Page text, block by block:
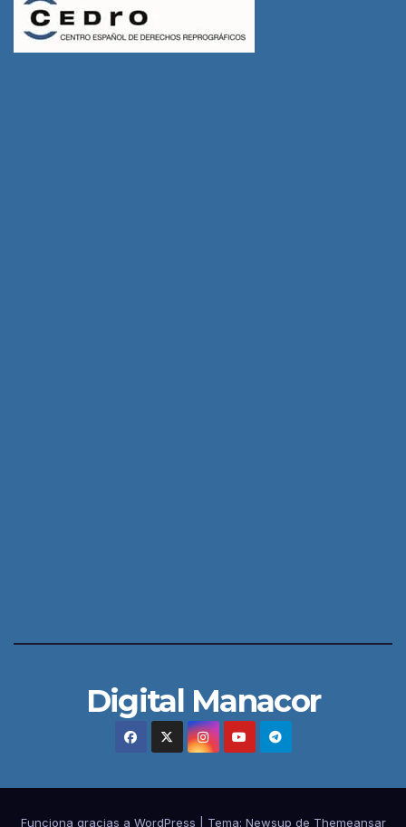
Digital Manacor
Funciona gracias a WordPress Tema: Newsup de Themeansar